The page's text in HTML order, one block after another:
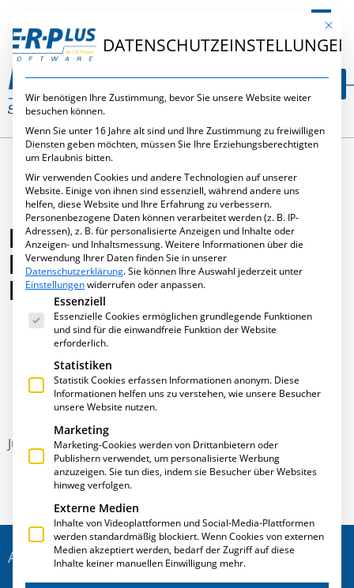
DE
INITIATIVE „PROFI IM
KLEINBETRIEB“ WEBINARE
BILDEN DEN AUFTAKT
Juni 2011
ADRESSE
Mit
DATENSCHUTZEINSTELLUNGEN
Wir benötigen Ihre Zustimmung, bevor Sie unsere Website weiter
besuchen können.
Wenn Sie unter 16 Jahre alt sind und Ihre Zustimmung zu freiwilligen
Diensten geben möchten, müssen Sie Ihre Erziehungsberechtigten
um Erlaubnis bitten.
Wir verwenden Cookies und andere Technologien auf unserer
Website. Einige von ihnen sind essenziell, während andere uns
helfen, diese Website und Ihre Erfahrung zu verbessern.
Personenbezogene Daten können verarbeitet werden (z. B. IP-
Adressen), z. B. für personalisierte Anzeigen und Inhalte oder
Anzeigen- und Inhaltsmessung.Weitere Informationen über die
Verwendung Ihrer Daten finden Sie in unserer
Datenschutzerklärung.Sie können Ihre Auswahl jederzeit unter
Einstellungenwiderrufen oder anpassen.
Es folgt eine Liste der Service-Gruppen, für die eine
Essenziell
Essenzielle Cookies ermöglichen grundlegende Funktionen
und sind für die einwandfreie Funktion der Website
erforderlich.
Statistiken
Statistik Cookies erfassen Informationen anonym. Diese
Informationen helfen uns zu verstehen, wie unsere Besucher
unsere Website nutzen.
Marketing
Marketing-Cookies werden von Drittanbietern oder
Publishern verwendet, um personalisierte Werbung
anzuzeigen. Sie tun dies, indem sie Besucher über Websites
hinweg verfolgen.
Externe Medien
Inhalte von Videoplattformen und Social-Media-Plattformen
werden standardmäßig blockiert. Wenn Cookies von externen
Medien akzeptiert werden, bedarf der Zugriff auf diese
Inhalte keiner manuellen Einwilligung mehr.